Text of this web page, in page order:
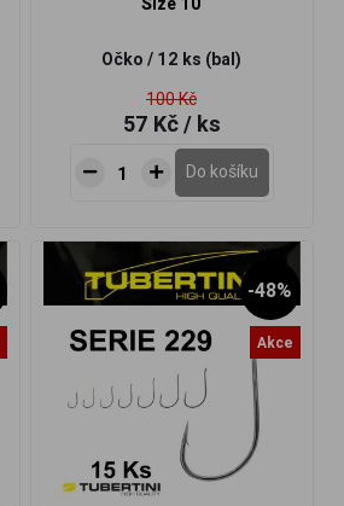
Očko / 12 ks (bal)
100 Kč
57 Kč/ ks
Do košíku
-48%
Akce